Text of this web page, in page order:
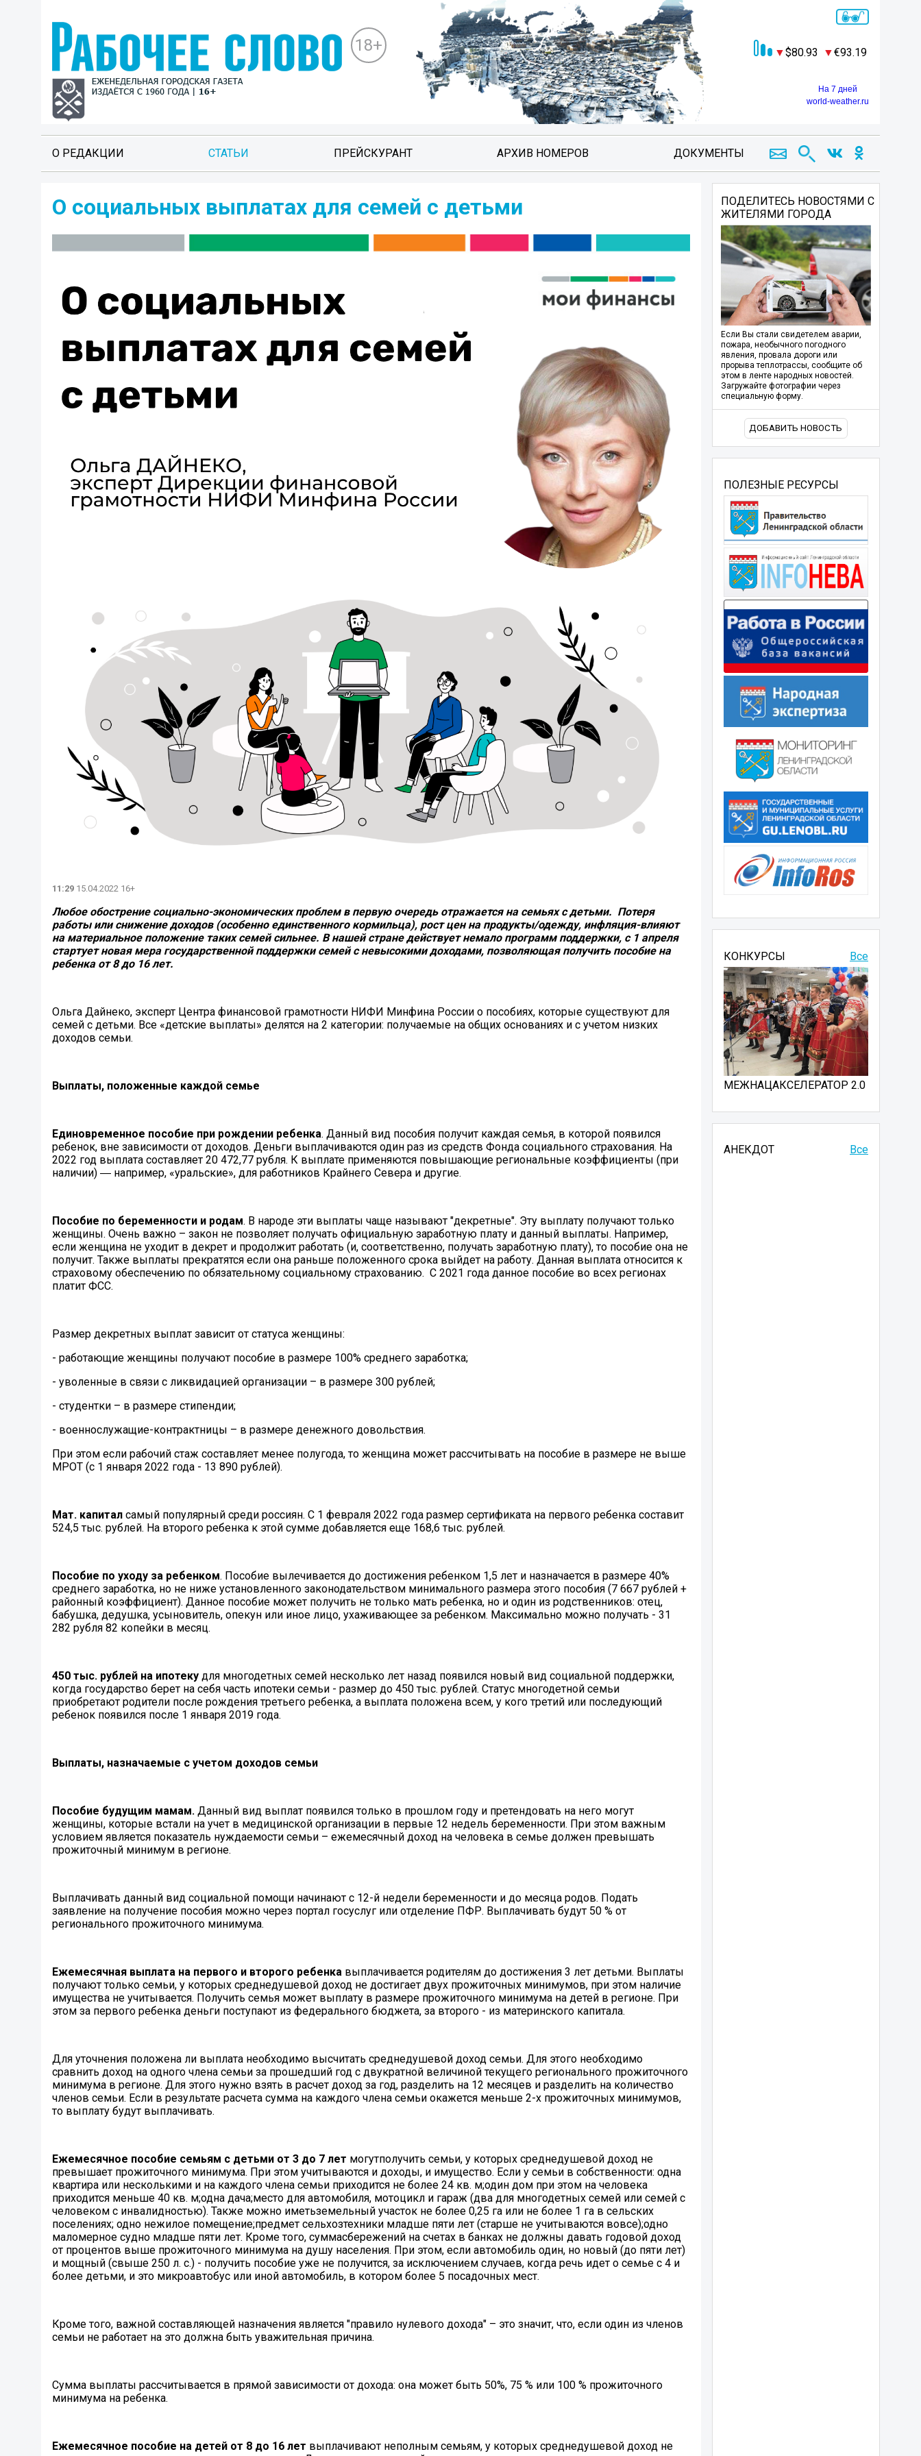
18+ 80.93 93.19
На 7 дней
world-weather.ru
О РЕДАКЦИИ СТАТЬИ ПРЕЙСКУРАНТ АРХИВ НОМЕРОВ ДОКУМЕНТЫ
О социальных выплатах для семей с детьми
11:29 15.04.2022 16+
Любое обострение социально-экономических проблем в первую очередь отражается на семьях с детьми. Потеря
работы или снижение доходов (особенно единственного кормильца), рост цен на продукты/одежду, инфляция-влияют
на материальное положение таких семей сильнее. В нашей стране действует немало программ поддержки, с 1 апреля
стартует новая мера государственной поддержки семей с невысокими доходами, позволяющая получить пособие на
ребенка от 8 до 16 лет.
Ольга Дайнеко, эксперт Центра финансовой грамотности НИФИ Минфина России о пособиях, которые существуют для
семей с детьми. Все «детские выплаты» делятся на 2 категории: получаемые на общих основаниях и с учетом низких
доходов семьи.
Выплаты, положенные каждой семье
Единовременное пособие при рождении ребенка. Данный вид пособия получит каждая семья, в которой появился
ребенок, вне зависимости от доходов. Деньги выплачиваются один раз из средств Фонда социального страхования. На
2022 год выплата составляет 20 472,77 рубля. К выплате применяются повышающие региональные коэффициенты (при
наличии) ― например, «уральские», для работников Крайнего Севера и другие.
Пособие по беременности и родам. В народе эти выплаты чаще называют "декретные". Эту выплату получают только
женщины. Очень важно – закон не позволяет получать официальную заработную плату и данный выплаты. Например,
если женщина не уходит в декрет и продолжит работать (и, соответственно, получать заработную плату), то пособие она не
получит. Также выплаты прекратятся если она раньше положенного срока выйдет на работу. Данная выплата относится к
страховому обеспечению по обязательному социальному страхованию. С 2021 года данное пособие во всех регионах
платит ФСС.
Размер декретных выплат зависит от статуса женщины:
- работающие женщины получают пособие в размере 100% среднего заработка;
- уволенные в связи с ликвидацией организации – в размере 300 рублей;
- студентки – в размере стипендии;
- военнослужащие-контрактницы – в размере денежного довольствия.
При этом если рабочий стаж составляет менее полугода, то женщина может рассчитывать на пособие в размере не выше
МРОТ (с 1 января 2022 года - 13 890 рублей).
Мат. капитал самый популярный среди россиян. С 1 февраля 2022 года размер сертификата на первого ребенка составит
524,5 тыс. рублей. На второго ребенка к этой сумме добавляется еще 168,6 тыс. рублей.
Пособие по уходу за ребенком. Пособие вылечивается до достижения ребенком 1,5 лет и назначается в размере 40%
среднего заработка, но не ниже установленного законодательством минимального размера этого пособия (7 667 рублей +
районный коэффициент). Данное пособие может получить не только мать ребенка, но и один из родственников: отец,
бабушка, дедушка, усыновитель, опекун или иное лицо, ухаживающее за ребенком. Максимально можно получать - 31
282 рубля 82 копейки в месяц.
450 тыс. рублей на ипотеку для многодетных семей несколько лет назад появился новый вид социальной поддержки,
когда государство берет на себя часть ипотеки семьи - размер до 450 тыс. рублей. Статус многодетной семьи
приобретают родители после рождения третьего ребенка, а выплата положена всем, у кого третий или последующий
ребенок появился после 1 января 2019 года.
Выплаты, назначаемые с учетом доходов семьи
Пособие будущим мамам. Данный вид выплат появился только в прошлом году и претендовать на него могут
женщины, которые встали на учет в медицинской организации в первые 12 недель беременности. При этом важным
условием является показатель нуждаемости семьи – ежемесячный доход на человека в семье должен превышать
прожиточный минимум в регионе.
Выплачивать данный вид социальной помощи начинают с 12-й недели беременности и до месяца родов. Подать
заявление на получение пособия можно через портал госуслуг или отделение ПФР. Выплачивать будут 50 % от
регионального прожиточного минимума.
Ежемесячная выплата на первого и второго ребенка выплачивается родителям до достижения 3 лет детьми. Выплаты
получают только семьи, у которых среднедушевой доход не достигает двух прожиточных минимумов, при этом наличие
имущества не учитывается. Получить семья может выплату в размере прожиточного минимума на детей в регионе. При
этом за первого ребенка деньги поступают из федерального бюджета, за второго - из материнского капитала.
Для уточнения положена ли выплата необходимо высчитать среднедушевой доход семьи. Для этого необходимо
сравнить доход на одного члена семьи за прошедший год с двукратной величиной текущего регионального прожиточного
минимума в регионе. Для этого нужно взять в расчет доход за год, разделить на 12 месяцев и разделить на количество
членов семьи. Если в результате расчета сумма на каждого члена семьи окажется меньше 2-х прожиточных минимумов,
то выплату будут выплачивать.
Ежемесячное пособие семьям с детьми от 3 до 7 лет могутполучить семьи, у которых среднедушевой доход не
превышает прожиточного минимума. При этом учитываются и доходы, и имущество. Если у семьи в собственности: одна
квартира или несколькими и на каждого члена семьи приходится не более 24 кв. м;один дом при этом на человека
приходится меньше 40 кв. м;одна дача;место для автомобиля, мотоцикл и гараж (два для многодетных семей или семей с
человеком с инвалидностью). Также можно иметьземельный участок не более 0,25 га или не более 1 га в сельских
поселениях; одно нежилое помещение;предмет сельхозтехники младше пяти лет (старше не учитываются вовсе);одно
маломерное судно младше пяти лет. Кроме того, суммасбережений на счетах в банках не должны давать годовой доход
от процентов выше прожиточного минимума на душу населения. При этом, если автомобиль один, но новый (до пяти лет)
и мощный (свыше 250 л. с.) - получить пособие уже не получится, за исключением случаев, когда речь идет о семье с 4 и
более детьми, и это микроавтобус или иной автомобиль, в котором более 5 посадочных мест.
Кроме того, важной составляющей назначения является "правило нулевого дохода" – это значит, что, если один из членов
семьи не работает на это должна быть уважительная причина.
Сумма выплаты рассчитывается в прямой зависимости от дохода: она может быть 50%, 75 % или 100 % прожиточного
минимума на ребенка.
Ежемесячное пособие на детей от 8 до 16 лет выплачивают неполным семьям, у которых среднедушевой доход не
ПОДЕЛИТЕСЬ НОВОСТЯМИ С
ЖИТЕЛЯМИ ГОРОДА
Если Вы стали свидетелем аварии,
пожара, необычного погодного
явления, провала дороги или
прорыва теплотрассы, сообщите об
этом в ленте народных новостей.
Загружайте фотографии через
специальную форму.
ДОБАВИТЬ НОВОСТЬ
ПОЛЕЗНЫЕ РЕСУРСЫ
Все
КОНКУРСЫ
МЕЖНАЦАКСЕЛЕРАТОР 2.0
АНЕКДОТ Все